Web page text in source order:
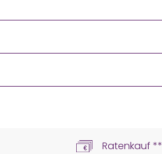
Ratenkauf **